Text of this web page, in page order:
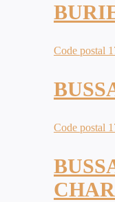
Code postal
Code postal